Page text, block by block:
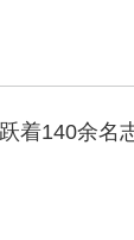
着140余名